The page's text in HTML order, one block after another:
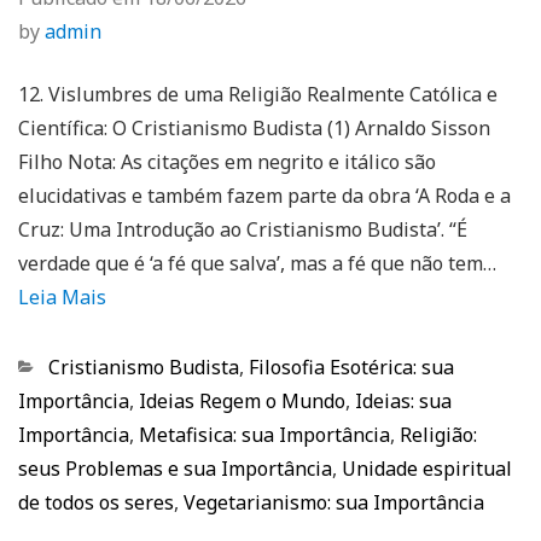
byadmin
12. Vislumbres de uma Religião Realmente Católica e
Científica: O Cristianismo Budista (1) Arnaldo Sisson
Filho Nota: As citações em negrito e itálico são
elucidativas e também fazem parte da obra ‘A Roda e a
Cruz: Uma Introdução ao Cristianismo Budista’. “É
verdade que é ‘a fé que salva’, mas a fé que não tem…
Leia Mais
Categorias
Cristianismo Budista, Filosofia Esotérica: sua
Importância, Ideias Regem o Mundo, Ideias: sua
Importância, Metafisica: sua Importância, Religião:
seus Problemas e sua Importância, Unidade espiritual
de todos os seres, Vegetarianismo: sua Importância